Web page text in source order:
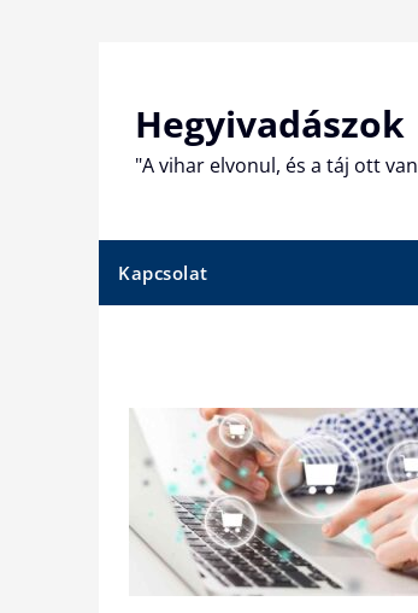
Hegyivadászok
"A vihar elvonul, és a táj ott
Kapcsolat